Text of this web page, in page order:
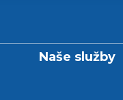
Naše služby